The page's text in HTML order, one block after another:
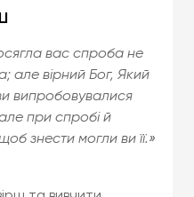
вас спроба не
але вірний Бог, Який
випробовувалися
при спробі й
знести могли ви її.»